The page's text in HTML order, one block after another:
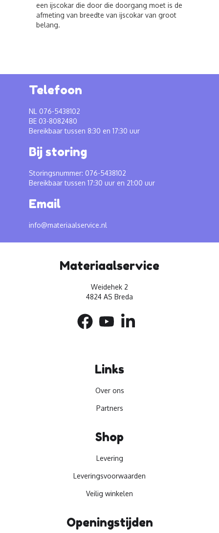
een ijscokar die door die doorgang moet is de
afmeting van breedte van ijscokar van groot
belang.
Telefoon
NL 076-5438102
BE 03-8082480
Bereikbaar tussen 8:30 en 17:30 uur
Bij storing
Storingsnummer: 076-5438102
Bereikbaar tussen 17:30 uur en 21:00 uur
Email
info@materiaalservice.nl
Materiaalservice
Weidehek 2
4824 AS Breda
Links
Over ons
Partners
Shop
Levering
Leveringsvoorwaarden
Veilig winkelen
Openingstijden